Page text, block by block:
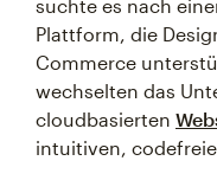
suchte es nach
Plattform, die
Commerce
wechselten das
cloudbasierten
intuitiven,